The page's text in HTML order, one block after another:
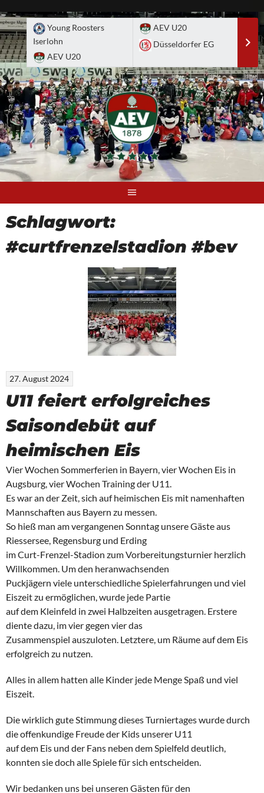
to
content
Young Roosters
Iserlohn
AEV U20
AEV U20
Düsseldorfer EG
Schlagwort:
#curtfrenzelstadion #bev
27. August 2024
U11 feiert erfolgreiches
Saisondebüt auf
heimischen Eis ️
Vier Wochen Sommerferien in Bayern, vier Wochen Eis in
Augsburg, vier Wochen Training der U11.
Es war an der Zeit, sich auf heimischen Eis mit namenhaften
Mannschaften aus Bayern zu messen.
So hieß man am vergangenen Sonntag unsere Gäste aus
Riessersee, Regensburg und Erding
im Curt-Frenzel-Stadion zum Vorbereitungsturnier herzlich
Willkommen. Um den heranwachsenden
Puckjägern viele unterschiedliche Spielerfahrungen und viel
Eiszeit zu ermöglichen, wurde jede Partie
auf dem Kleinfeld in zwei Halbzeiten ausgetragen. Erstere
diente dazu, im vier gegen vier das
Zusammenspiel auszuloten. Letztere, um Räume auf dem Eis
erfolgreich zu nutzen.
Alles in allem hatten alle Kinder jede Menge Spaß und viel
Eiszeit.
Die wirklich gute Stimmung dieses Turniertages wurde durch
die offenkundige Freude der Kids unserer U11
auf dem Eis und der Fans neben dem Spielfeld deutlich,
konnten sie doch alle Spiele für sich entscheiden.
Wir bedanken uns bei unseren Gästen für den